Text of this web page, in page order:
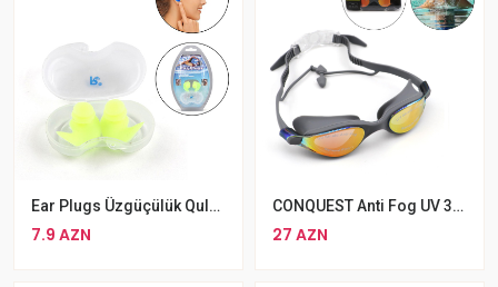
Ear Plugs Üzgüçülük Qulaqlığı 1 Cüt Qulaq Tıxacları
7.9 AZN
CONQUEST Anti Fog UV 380 Üzgüçülük Eynəyi 02
27 AZN